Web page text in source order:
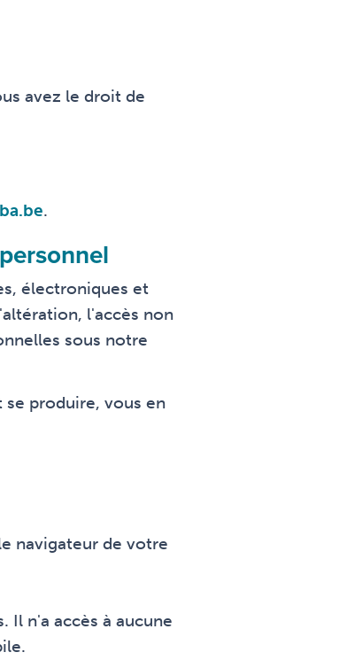
avez le droit de
.
électroniques et
l'accès non
sous notre
produire, vous en
navigateur de votre
Il n'a accès à aucune